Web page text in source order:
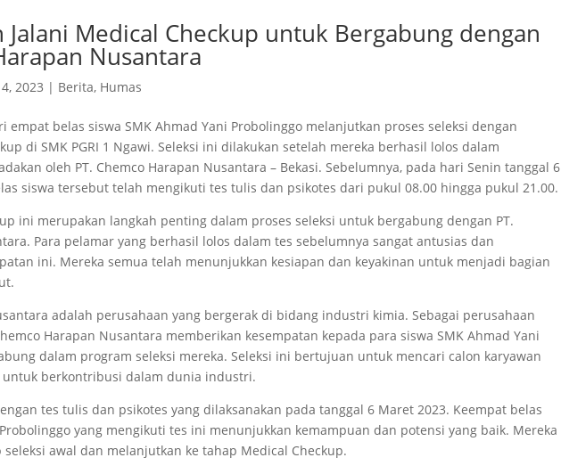
Jalani Medical Checkup untuk Bergabung dengan
Nusantara
2023 | Berita, Humas
empat belas siswa SMK Ahmad Yani Probolinggo melanjutkan proses seleksi dengan
di SMK PGRI 1 Ngawi. Seleksi ini dilakukan setelah mereka berhasil lolos dalam
oleh PT. Chemco Harapan Nusantara – Bekasi. Sebelumnya, pada hari Senin tanggal 6
siswa tersebut telah mengikuti tes tulis dan psikotes dari pukul 08.00 hingga pukul 21.00.
ini merupakan langkah penting dalam proses seleksi untuk bergabung dengan PT.
Para pelamar yang berhasil lolos dalam tes sebelumnya sangat antusias dan
ini. Mereka semua telah menunjukkan kesiapan dan keyakinan untuk menjadi bagian
adalah perusahaan yang bergerak di bidang industri kimia. Sebagai perusahaan
Harapan Nusantara memberikan kesempatan kepada para siswa SMK Ahmad Yani
dalam program seleksi mereka. Seleksi ini bertujuan untuk mencari calon karyawan
untuk berkontribusi dalam dunia industri.
tes tulis dan psikotes yang dilaksanakan pada tanggal 6 Maret 2023. Keempat belas
yang mengikuti tes ini menunjukkan kemampuan dan potensi yang baik. Mereka
awal dan melanjutkan ke tahap Medical Checkup.